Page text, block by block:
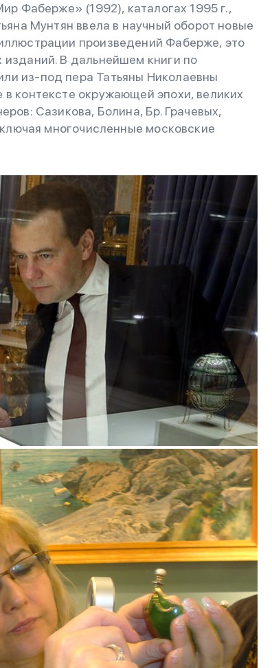
Фаберже» (1992), каталогах 1995 г.,
Мунтян ввела в научный оборот новые
произведений Фаберже, это
изданий. В дальнейшем книги по
из-под пера Татьяны Николаевны
контексте окружающей эпохи, великих
Сазикова, Болина, Бр. Грачевых,
многочисленные московские